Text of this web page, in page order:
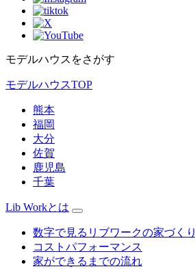
モデルハウスをさがす
モデルハウスTOP
熊本
福岡
大分
佐賀
鹿児島
千葉
Lib Workとは
数字で見るリブワークの家づくり
コストパフォーマンス
家ができるまでの流れ